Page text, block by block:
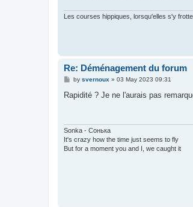
Les courses hippiques, lorsqu'elles s'y
Re: Déménagement du forum
P
s
by svernoux » 03 May 2023 09:31
Rapidité ? Je ne l'aurais pas
Sonka - Сонька
It's crazy how the time just seems to fly
But for a moment you and I, we caught it